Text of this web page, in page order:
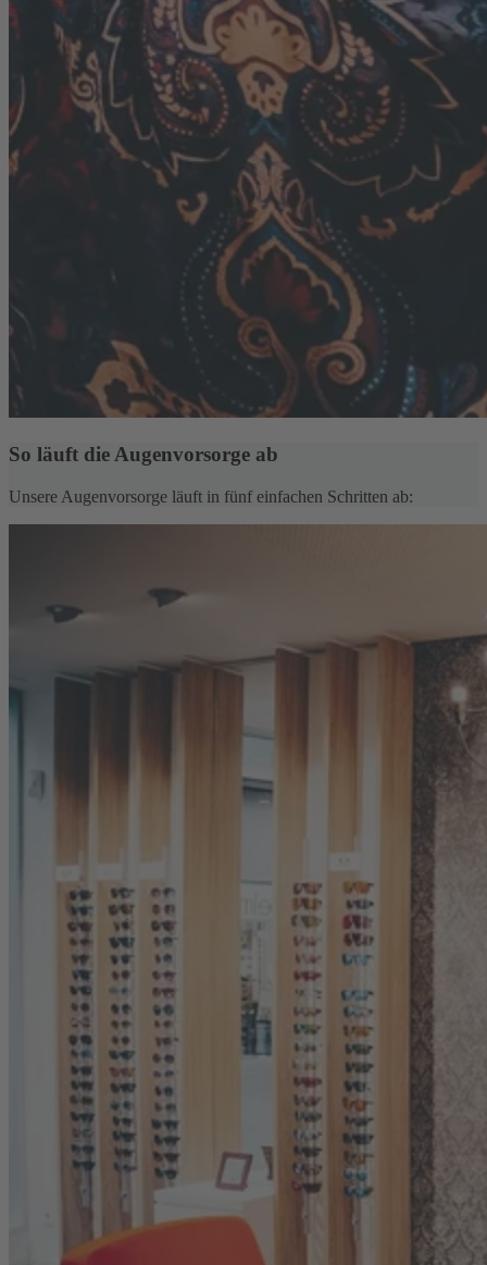
So läuft die Augenvorsorge ab
Unsere Augenvorsorge läuft in fünf einfachen Schritten ab: